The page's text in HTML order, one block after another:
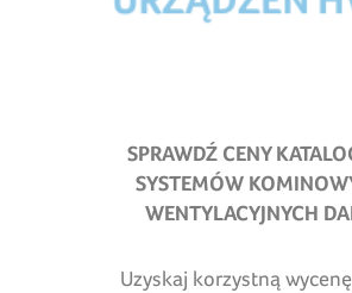
SPRAWDŹ CENY
SYSTEMÓW
WENTYLACYJNYCH
Uzyskaj korzystną